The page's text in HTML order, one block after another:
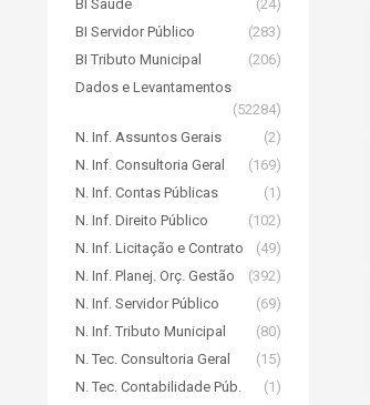
BI Saúde
(24)
BI Servidor Público
(283)
BI Tributo Municipal
(206)
Dados e Levantamentos
(52284)
N. Inf. Assuntos Gerais
(2)
N. Inf. Consultoria Geral
(169)
N. Inf. Contas Públicas
(1)
N. Inf. Direito Público
(102)
N. Inf. Licitação e Contrato
(49)
N. Inf. Planej. Orç. Gestão
(392)
N. Inf. Servidor Público
(69)
N. Inf. Tributo Municipal
(80)
N. Tec. Consultoria Geral
(15)
N. Tec. Contabilidade Púb.
(1)